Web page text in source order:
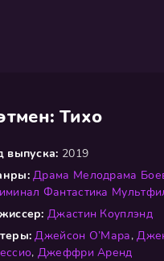
Тихо
выпуска: 2019
Драма Мелодрама
Фантастика
Джастин Коуплэнд
Джейсон О’Мара,
, Джеффри Аренд